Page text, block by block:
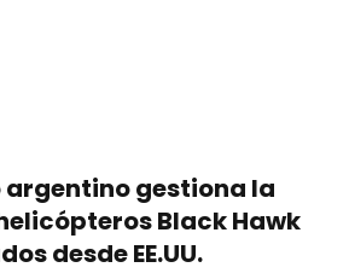
argentino gestiona la
Black Hawk
desde EE.UU.